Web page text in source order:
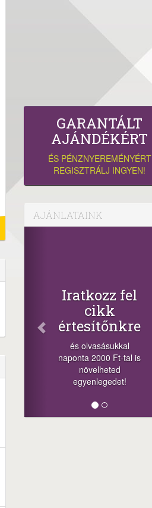
GARANTÁLT
AJÁNDÉKÉRT
ÉS PÉNZNYEREMÉNYÉRT
REGISZTRÁLJ INGYEN!
AJÁNLATAINK
Iratkozz fel
cikk
értesítőnkre
és olvasásukkal
naponta 2000 Ft-tal is
növelheted
egyenlegedet!